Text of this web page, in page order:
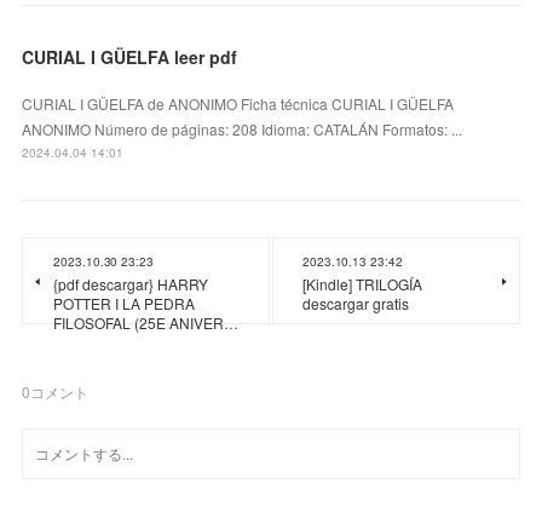
CURIAL I GÜELFA leer pdf
CURIAL I GÜELFA de ANONIMO Ficha técnica CURIAL I GÜELFA
ANONIMO Número de páginas: 208 Idioma: CATALÁN Formatos: ...
2024.04.04 14:01
2023.10.30 23:23
{pdf descargar} HARRY
POTTER I LA PEDRA
FILOSOFAL (25E ANIVER…
2023.10.13 23:42
[Kindle] TRILOGÍA
descargar gratis
0コメント